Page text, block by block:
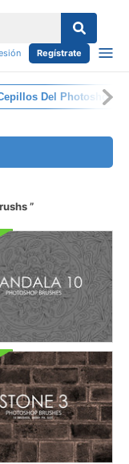
Regístrate
Del Photoshop